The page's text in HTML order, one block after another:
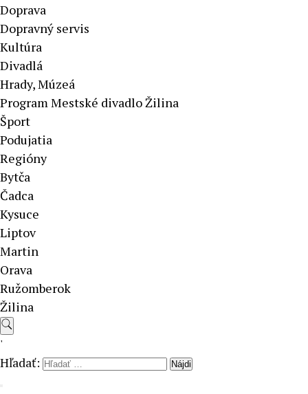
Doprava
Dopravný servis
Kultúra
Divadlá
Hrady, Múzeá
Program Mestské divadlo Žilina
Šport
Podujatia
Regióny
Bytča
Čadca
Kysuce
Liptov
Martin
Orava
Ružomberok
Žilina
'
Hľadať: